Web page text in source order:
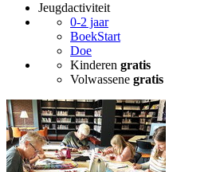
Jeugdactiviteit
0-2 jaar
BoekStart
Doe
Kinderen gratis
Volwassene gratis